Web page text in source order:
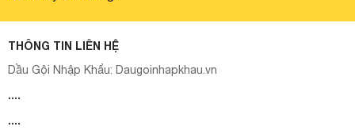
THÔNG TIN LIÊN HỆ
Dầu Gội Nhập Khẩu: Daugoinhapkhau.vn
....
....